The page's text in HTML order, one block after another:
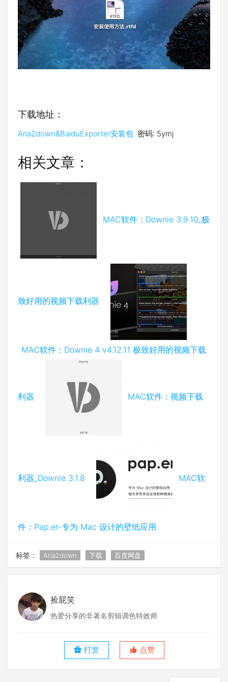
下载地址：
Aria2down&BaiduExporter安装包 密码: 5ymj
相关文章：
MAC软件：Downie 3.9.10_极
致好用的视频下载利器
MAC软件：Downie 4 v4.12.11 极致好用的视频下载
利器 MAC软件：视频下载
利器_Downie 3.1.8 MAC软
件：Pap.er-专为 Mac 设计的壁纸应用
标签： Aria2down 下载 百度网盘
捡屁笑
热爱分享的非著名剪辑调色特效师
打赏 点赞